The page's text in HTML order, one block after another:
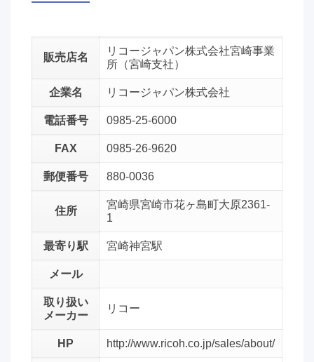
販売店名
リコージャパン株式会社宮崎事業
所（宮崎支社）
企業名 リコージャパン株式会社
電話番号 0985-25-6000
FAX 0985-26-9620
郵便番号 880-0036
住所
宮崎県宮崎市花ヶ島町大原2361-
1
最寄り駅 宮崎神宮駅
メール
取り扱い
メーカー
リコー
HP http://www.ricoh.co.jp/sales/about/